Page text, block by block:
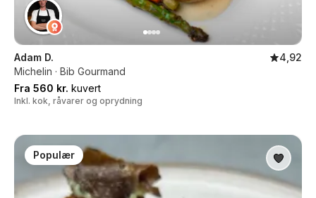
Adam D.
4,92
Michelin · Bib Gourmand
Fra 560 kr. kuvert
Inkl. kok, råvarer og oprydning
Populær